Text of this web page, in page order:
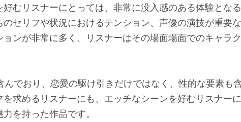
むリスナーにとっては、非常に没入感のある体験とな
セリフや状況におけるテンション、声優の演技が重要
ンが非常に多く、リスナーはその場面場面でのキャラ
でおり、恋愛の駆け引きだけではなく、性的な要素も含
求めるリスナーにも、エッチなシーンを好むリスナー
を持った作品です。